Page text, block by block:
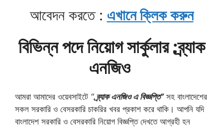
আবেদন করতে : এখানে ক্লিক করুন
বিভিন্ন পদে নিয়োগ সার্কুলার :ব্র্যাক
এনজিও
আমরা আমাদের ওয়েবসাইটে “ব্র্যাক এনজিও এ বিজ্ঞপ্তি”সহ বাংলাদেশের
সকল সরকারি ও বেসরকারি চাকরির খবর প্রকাশ করে থাকি। আপনি যদি
বাংলাদেশ সরকারি ও বেসরকারি নিয়োগ বিজ্ঞপ্তি দেখতে আগ্রহী হন